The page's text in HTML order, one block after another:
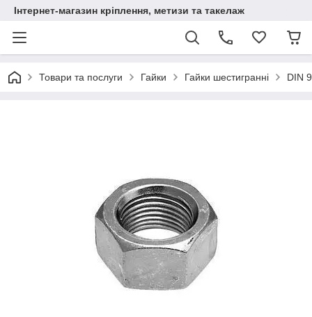
Інтернет-магазин кріплення, метизи та такелаж
Товари та послуги Гайки Гайки шестигранні DIN